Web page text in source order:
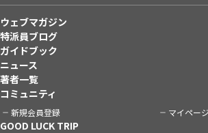
ウェブマガジン
特派員ブログ
ガイドブック
ニュース
著者一覧
コミュニティ
新規会員登録 マイページ
GOOD LUCK TRIP